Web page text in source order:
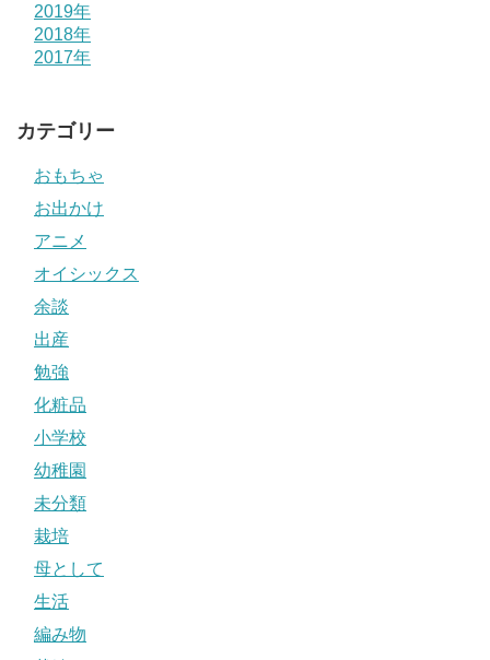
2019年
2018年
2017年
カテゴリー
おもちゃ
お出かけ
アニメ
オイシックス
余談
出産
勉強
化粧品
小学校
幼稚園
未分類
栽培
母として
生活
編み物